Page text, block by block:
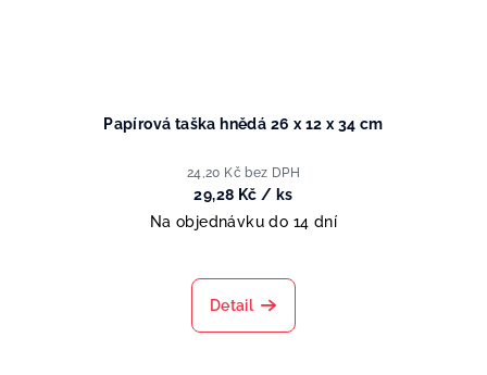
Papírová taška hnědá 26 x 12 x 34 cm
24,20 Kč bez DPH
29,28 Kč / ks
Na objednávku do 14 dní
Detail